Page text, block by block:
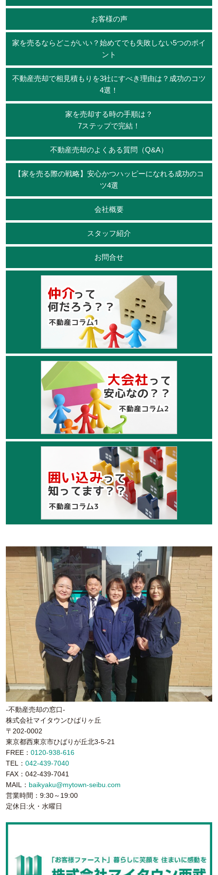
お客様の声
家を売るならどこがいい？始めてでも失敗しない5つのポイ
ント
不動産売却で相見積もりを3社にすべき理由は？成功のコツ
4選！
家を売却する時の手順は？
7ステップで完結！
不動産売却のよくある質問（Q&A）
【家を売る際の戦略】安心かつハッピーになれる成功のコ
ツ4選
会社概要
スタッフ紹介
お問合せ
-不動産売却の窓口-
株式会社マイタウンひばりヶ丘
〒202-0002
東京都西東京市ひばりが丘北3-5-21
FREE： 0120-938-616
TEL： 042-439-7040
FAX：042-439-7041
MAIL： baikyaku@mytown-seibu.com
営業時間：9:30～19:00
定休日:火・水曜日